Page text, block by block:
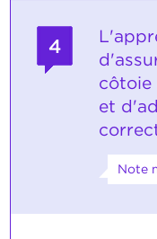
4
côtoie
et
Note